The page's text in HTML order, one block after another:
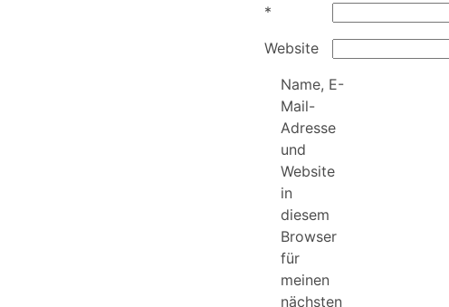
*
Website
Name, E-
Mail-
Adresse
und
Website
in
diesem
Browser
für
meinen
nächsten